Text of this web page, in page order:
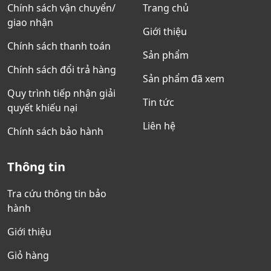
Chính sách vận chuyển/
giao nhận
Chính sách thanh toán
Chính sách đổi trả hàng
Quy trình tiếp nhận giải
quyết khiếu nại
Chính sách bảo hành
Trang chủ
Giới thiệu
Sản phẩm
Sản phẩm đã xem
Tin tức
Liên hệ
Thông tin
Tra cứu thông tin bảo
hành
Giới thiệu
Giỏ hàng